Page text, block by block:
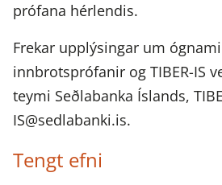
prófana hérlendis.
Frekar upplýsingar um
innbrotsprófanir og TIBER-IS
teymi Seðlabanka Íslands,
IS@sedlabanki.is.
Tengt efni